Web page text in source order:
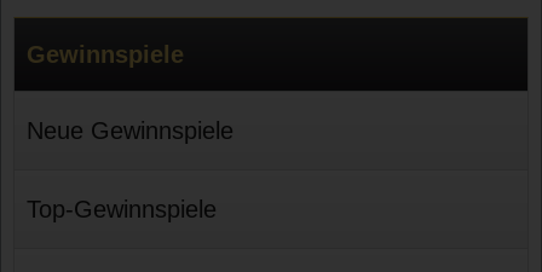
Gewinnspiele
Neue Gewinnspiele
Top-Gewinnspiele